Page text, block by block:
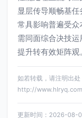
显层传导顺畅基
常具影响普遍受
需同面综合决技
提升转有效矩阵观
如若转载，请注明出处
http://
更新时间：2026-08-